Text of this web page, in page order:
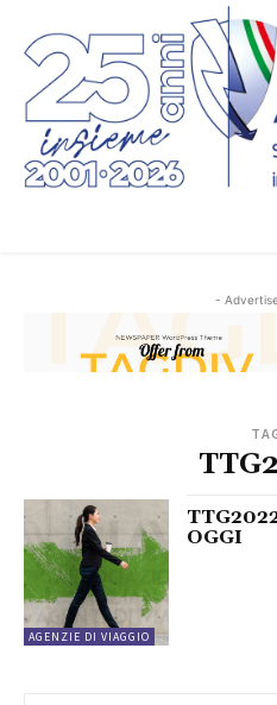
-
AGENZIE DI VIAGGIO
OGGI